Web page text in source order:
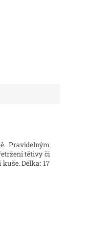
Pravidelným
tětivy či
Délka: 17